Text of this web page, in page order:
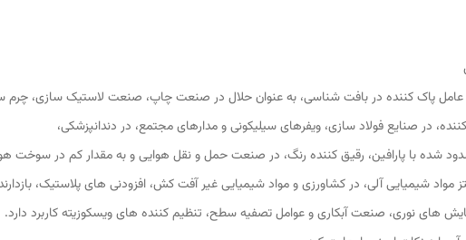
عامل پاک کننده در بافت شناسی، به عنوان حلال در صنعت چاپ، صنعت لاستیک سازی،
در صنایع فولاد سازی، ویفرهای سیلیکونی و مدارهای مجتمع، در دندانپزشکی،
شده با پارافین، رقیق کننده رنگ، در صنعت حمل و نقل هوایی و به مقدار کم در سوخت
شیمیایی آلی، در کشاورزی و مواد شیمیایی غیر آفت کش، افزودنی های پلاستیک،
های نوری، صنعت آبکاری و عوامل تصفیه سطح، تنظیم کننده های ویسکوزیته کاربرد دارد.